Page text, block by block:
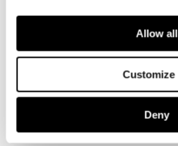
Allow all
Customize
Deny
im Store
ARTIKEL DETAILS
LIEFERUNG UND RÜCKGABE